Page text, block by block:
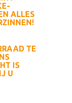
ALLES
TE
IS
U